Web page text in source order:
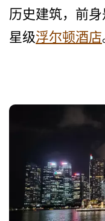
历史建筑，前
星级浮尔顿酒店